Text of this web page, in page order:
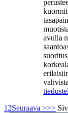
avulla
1 2Seuraava >>>